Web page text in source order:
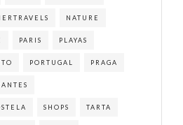
NATURE
PARIS PLAYAS
PORTUGAL PRAGA
SHOPS TARTA